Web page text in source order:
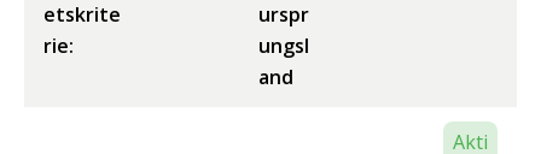
etskrite
rie:
urspr
ungsl
and
Akti